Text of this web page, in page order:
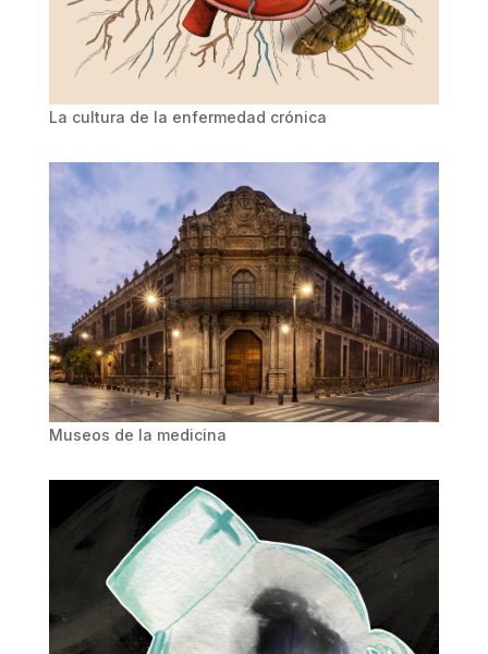
La cultura de la enfermedad crónica
Museos de la medicina